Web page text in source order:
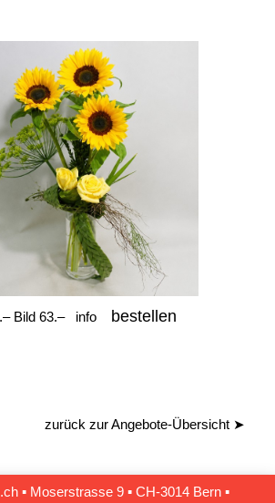
Bild 63.– info bestellen
zurück zur Angebote-Übersicht ➤
▪ Moserstrasse 9 ▪ CH‑3014 Bern ▪